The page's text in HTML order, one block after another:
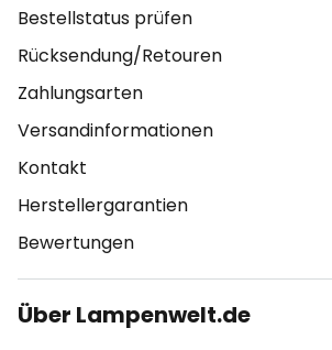
Bestellstatus prüfen
Rücksendung/Retouren
Zahlungsarten
Versandinformationen
Kontakt
Herstellergarantien
Bewertungen
Über Lampenwelt.de